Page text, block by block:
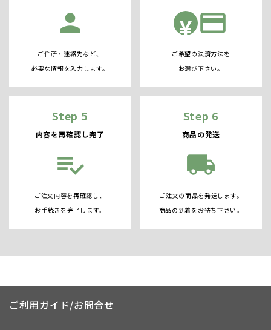
person
ご住所・連絡先など、
必要な情報を入力します。
¥ credit_card
ご希望の決済方法を
お選び下さい。
Step 5
内容を再確認し完了
playlist_add_check
ご注文内容を再確認し、
お手続きを完了します。
Step 6
商品の発送
local_shipping
ご注文の商品を発送します。
商品の到着をお待ち下さい。
ご利用ガイド/お問合せ